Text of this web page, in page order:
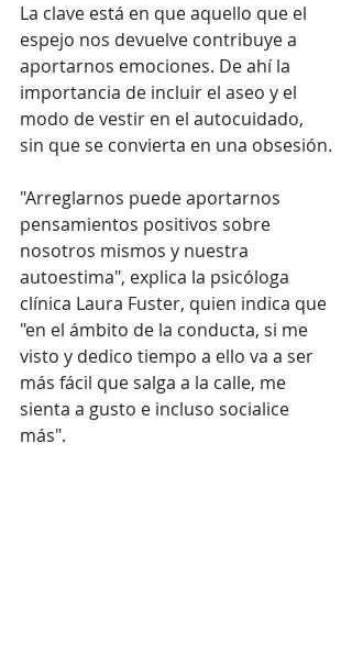
La clave está en que aquello que el
espejo nos devuelve contribuye a
aportarnos emociones. De ahí la
importancia de incluir el aseo y el
modo de vestir en el autocuidado,
sin que se convierta en una obsesión.
"Arreglarnos puede aportarnos
pensamientos positivos sobre
nosotros mismos y nuestra
autoestima", explica la psicóloga
clínica Laura Fuster, quien indica que
"en el ámbito de la conducta, si me
visto y dedico tiempo a ello va a ser
más fácil que salga a la calle, me
sienta a gusto e incluso socialice
más".